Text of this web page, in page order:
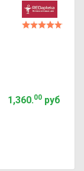
1,360.00руб